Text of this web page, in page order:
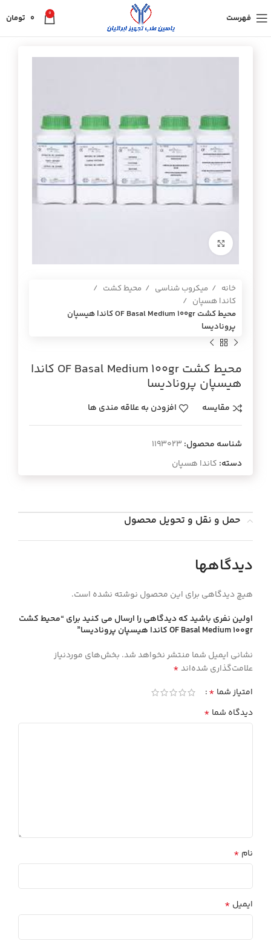
فهرست 0
0 تومان
خانه میکروب شناسی
محیط کشت
کاندا هسپان
محيط كشت OF Basal Medium 100gr كاندا هيسپان
پروناديسا
محيط كشت OF Basal Medium 100gr كاندا
هيسپان پروناديسا
مقایسه افزودن به علاقه مندی ها
شناسه محصول: 1193023
دسته: کاندا هسپان
حمل و نقل و تحویل محصول
دیدگاهها
هیچ دیدگاهی برای این محصول نوشته نشده است.
اولین نفری باشید که دیدگاهی را ارسال می کنید برای “محيط كشت
OF Basal Medium 100gr كاندا هيسپان پروناديسا”
نشانی ایمیل شما منتشر نخواهد شد. بخش‌های موردنیاز
علامت‌گذاری شده‌اند*
امتیاز شما *
دیدگاه شما *
نام *
ایمیل *